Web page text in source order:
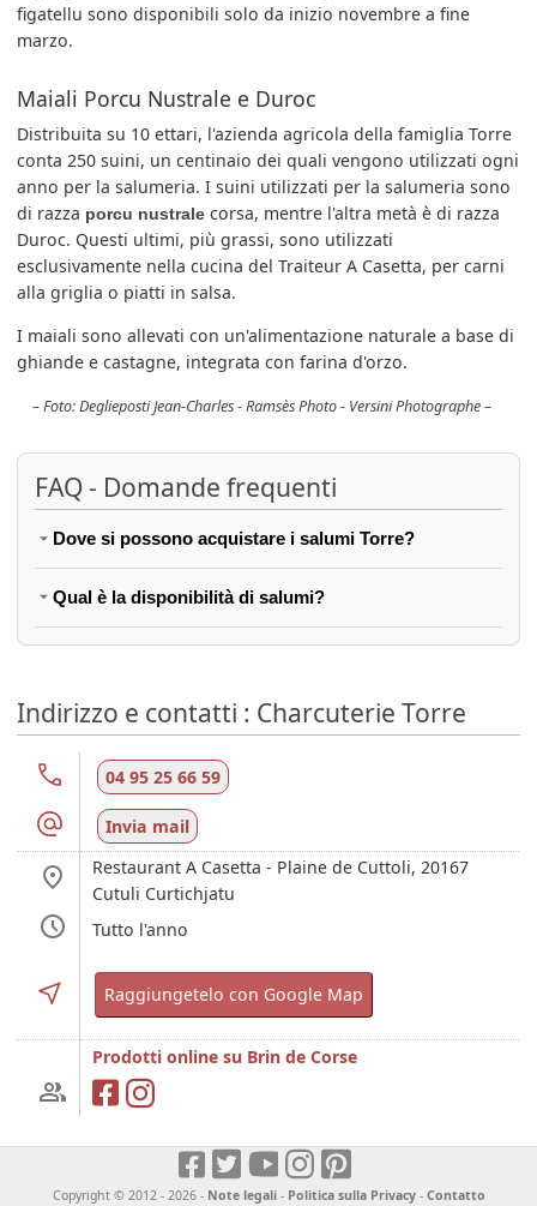
figatellu sono disponibili solo da inizio novembre a fine
marzo.
Maiali Porcu Nustrale e Duroc
Distribuita su 10 ettari, l'azienda agricola della famiglia Torre
conta 250 suini, un centinaio dei quali vengono utilizzati ogni
anno per la salumeria. I suini utilizzati per la salumeria sono
di razza porcu nustrale corsa, mentre l'altra metà è di razza
Duroc. Questi ultimi, più grassi, sono utilizzati
esclusivamente nella cucina del Traiteur A Casetta, per carni
alla griglia o piatti in salsa.
I maiali sono allevati con un'alimentazione naturale a base di
ghiande e castagne, integrata con farina d'orzo.
Foto: Deglieposti Jean-Charles - Ramsès Photo - Versini Photographe
FAQ - Domande frequenti
Dove si possono acquistare i salumi Torre?
Qual è la disponibilità di salumi?
Indirizzo e contatti : Charcuterie Torre
04 95 25 66 59
Invia mail
Restaurant A Casetta - Plaine de Cuttoli,20167
Cutuli Curtichjatu
Tutto l'anno
Raggiungetelo con Google Map
Prodotti online su Brin de Corse
Copyright © 2012 - 2026 - Note legali- Politica sulla Privacy- Contatto